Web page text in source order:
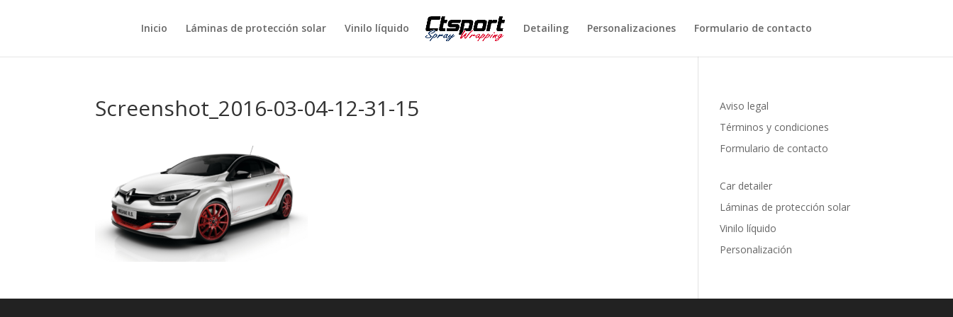
Inicio Láminas de protección solar Vinilo líquido Detailing Personalizaciones Formulario de contacto
Screenshot_2016-03-04-12-31-15
Aviso legal
Términos y condiciones
Formulario de contacto
Car detailer
Láminas de protección solar
Vinilo líquido
Personalización